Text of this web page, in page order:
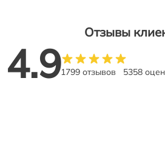
Отзывы
4.91799 отзывов 5358